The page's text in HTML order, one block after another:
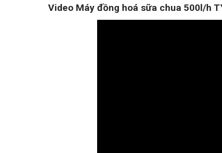
Video Máy đồng hoá sữa chua 500l/h